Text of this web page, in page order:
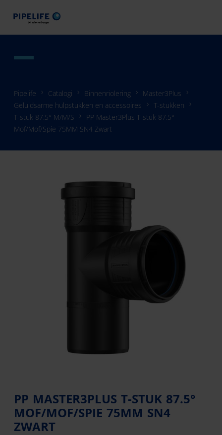
Pipelife Catalogi Binnenriolering
Master3Plus
Geluidsarme hulpstukken en accessoires
T-stukken
T-stuk 87.5° M/M/S
PP Master3Plus T-stuk 87.5°
Mof/Mof/Spie 75MM SN4 Zwart
PP MASTER3PLUS T-STUK 87.5°
MOF/MOF/SPIE 75MM SN4
ZWART